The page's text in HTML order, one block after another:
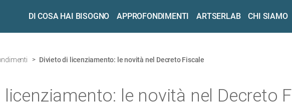
DI COSA HAI BISOGNO APPROFONDIMENTI ARTSERLAB CHI SIAMO
Divieto di licenziamento: le novità nel Decreto Fiscale
licenziamento: le novità nel Decreto